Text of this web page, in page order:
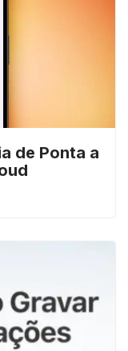
de Ponta a